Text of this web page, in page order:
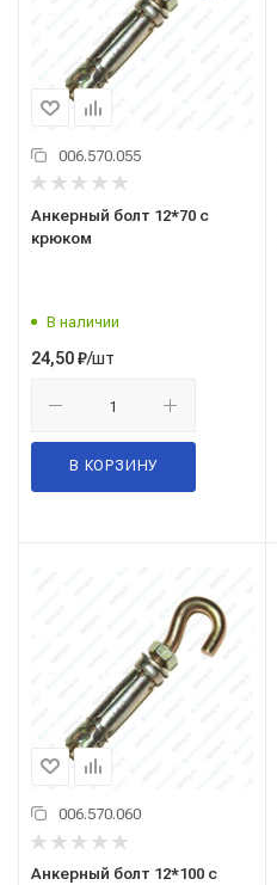
006.570.055
Анкерный болт 12*70 с
крюком
В наличии
24,50₽/шт
В КОРЗИНУ
006.570.060
Анкерный болт 12*100 с